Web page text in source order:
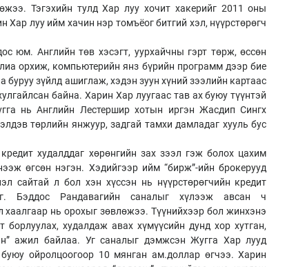
Тэгэхийн тулд Хар луу хочит хакерийг 2011 оны
Хар луу ийм хачин нэр томъёог битгий хэл, нүүрстөрөгч
юм. Английн төв хэсэгт, уурхайчны гэрт төрж, өссөн
орхиж, компьютерийн янз бүрийн программ дээр бие
буруу зүйлд ашиглаж, хэдэн зуун хүний зээлийн картаас
байна. Харин Хар луугаас тав ах буюу түүнтэй
нь Английн Лестершир хотын иргэн Жасдип Сингх
төрлийн янжуур, задгай тамхи дамладаг хууль бус
худалддаг хөрөнгийн зах зээл гэж болох цахим
өгсөн нэгэн. Хэдийгээр ийм “бирж”-ийн брокерууд
сайтай л бол хэн хүссэн нь нүүрстөрөгчийн кредит
Бэддос Рандавагийн саналыг хүлээж авсан ч
хаалгаар нь орохыг зөвлөжээ. Түүнийхээр бол жинхэнэ
худалдаж авах хүмүүсийн дунд хор хутган,
ажил байлаа. Уг саналыг дэмжсэн Жугга Хар лууд
ойролцоогоор 10 мянган ам.доллар өгчээ. Харин